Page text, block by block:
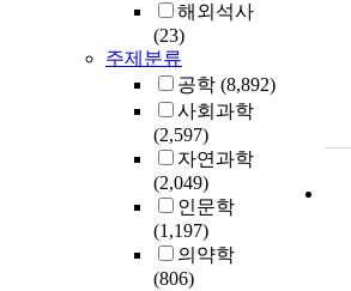
해외석사
(23)
주제분류
공학 (8,892)
사회과학
(2,597)
자연과학
(2,049)
인문학
(1,197)
의약학
(806)